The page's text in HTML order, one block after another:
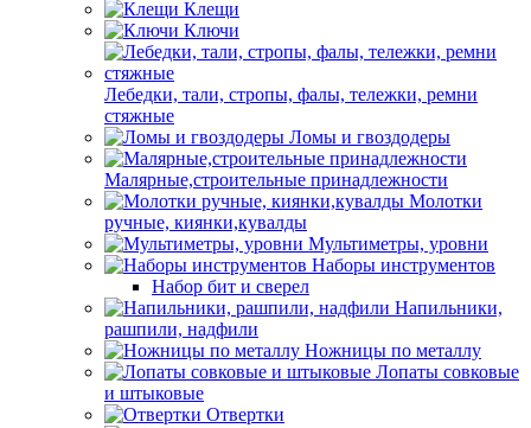
Клещи
Ключи
Лебедки, тали, стропы, фалы, тележки, ремни
стяжные
Ломы и гвоздодеры
Малярные,строительные принадлежности
Молотки
ручные, киянки,кувалды
Мультиметры, уровни
Наборы инструментов
Набор бит и сверел
Напильники,
рашпили, надфили
Ножницы по металлу
Лопаты совковые
и штыковые
Отвертки